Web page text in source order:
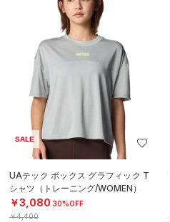
SALE
UAテック ボックス グラフィック T
シャツ（トレーニング/WOMEN）
￥3,080 30%OFF
￥4,400